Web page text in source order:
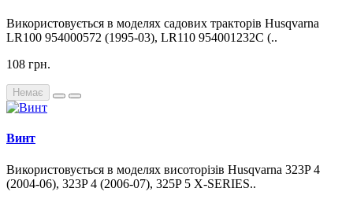
Використовується в моделях садових тракторів Husqvarna
LR100 954000572 (1995-03), LR110 954001232C (..
108 грн.
Немає
Винт
Використовується в моделях висоторізів Husqvarna 323P 4
(2004-06), 323P 4 (2006-07), 325P 5 X-SERIES..